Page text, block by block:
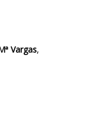
Vargas,